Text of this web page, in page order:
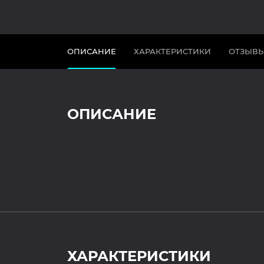
ОПИСАНИЕ ХАРАКТЕРИСТИКИ
ОПИСАНИЕ
ХАРАКТЕРИСТИКИ